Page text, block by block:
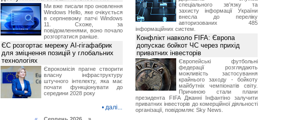
Ми вже писали про оновлення
Windows Hello, яке очікується
в серпневому патчі Windows
11. Схоже, за
повідомленнями, воно почало
розгортатися раніше.
ЄС розгортає мережу AI-гігафабрик
для зміцнення позицій у глобальних
технологіях
Єврокомісія прагне створити
власну інфраструктуру
штучного інтелекту, яка має
почати функціонувати до
середини 2028 року
• далі...
спеціального зв'язку та
захисту інформації України
внесла до переліку
авторизованих 485
інформаційних систем.
Конфлікт навколо FIFA: Європа
допускає бойкот ЧС через прихід
приватних інвесторів
Європейські футбольні
федерації розглядають
можливість застосування
крайнього заходу - бойкоту
майбутніх чемпіонатів світу.
Причиною стали плани
президента FIFA Джанні Інфантіно залучити
приватних інвесторів до комерційної діяльності
організації, повідомляє Sky News.